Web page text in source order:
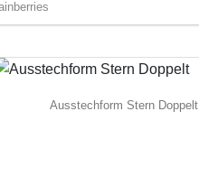
Ausstechform Stern Doppelt